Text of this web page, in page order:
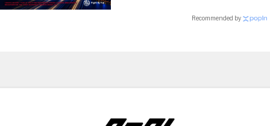
Recommended by